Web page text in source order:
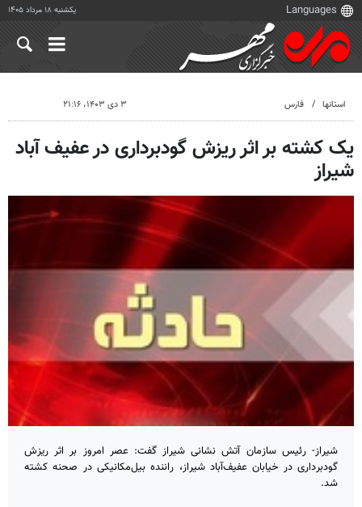
یکشنبه ۱۸ مرداد ۱۴۰۵
استانها فارس ۳ دی ۱۴۰۳، ۲۱:۱۶
یک کشته بر اثر ریزش گودبرداری در عفیف آباد
شیراز
شیراز- رئیس سازمان آتش نشانی شیراز گفت: عصر امروز بر اثر ریزش
گودبرداری در خیابان عفیف‌آباد شیراز، راننده بیل‌مکانیکی در صحنه کشته
شد.